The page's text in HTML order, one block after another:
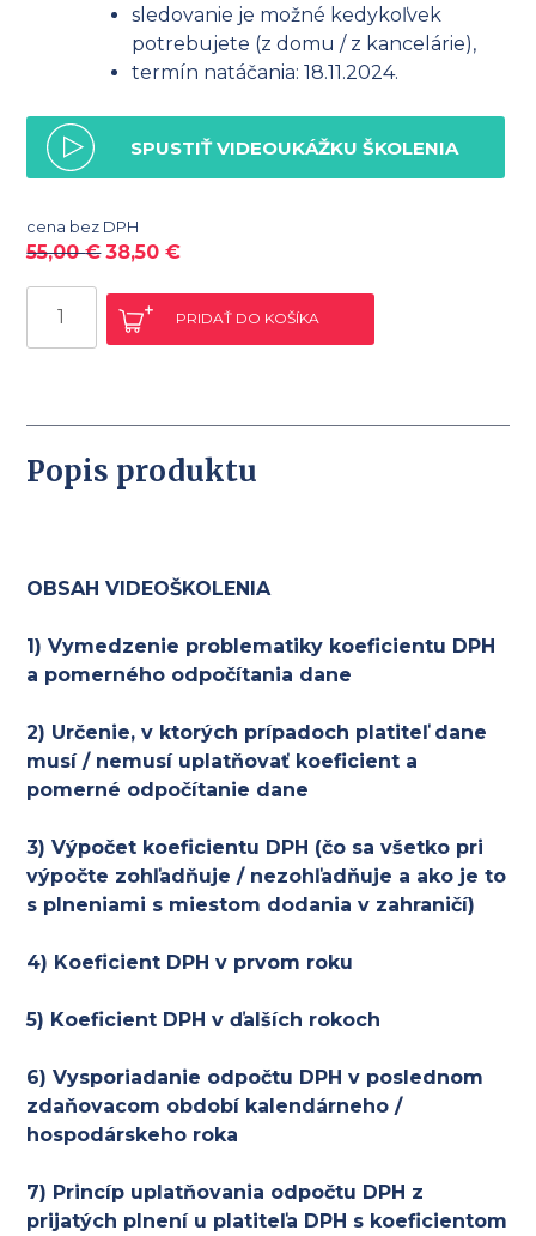
sledovanie je možné kedykoľvek
potrebujete (z domu / z kancelárie),
termín natáčania: 18.11.2024.
SPUSTIŤ VIDEOUKÁŽKU ŠKOLENIA
cena bez DPH
55,00€ 38,50€
množstvo
Koeficient
DPH
PRIDAŤ DO KOŠÍKA
Popis produktu
OBSAH VIDEOŠKOLENIA
1) Vymedzenie problematiky koeficientu DPH
a pomerného odpočítania dane
2) Určenie, v ktorých prípadoch platiteľ dane
musí / nemusí uplatňovať koeficient a
pomerné odpočítanie dane
3) Výpočet koeficientu DPH (čo sa všetko pri
výpočte zohľadňuje / nezohľadňuje a ako je to
s plneniami s miestom dodania v zahraničí)
4) Koeficient DPH v prvom roku
5) Koeficient DPH v ďalších rokoch
6) Vysporiadanie odpočtu DPH v poslednom
zdaňovacom období kalendárneho /
hospodárskeho roka
7) Princíp uplatňovania odpočtu DPH z
prijatých plnení u platiteľa DPH s koeficientom